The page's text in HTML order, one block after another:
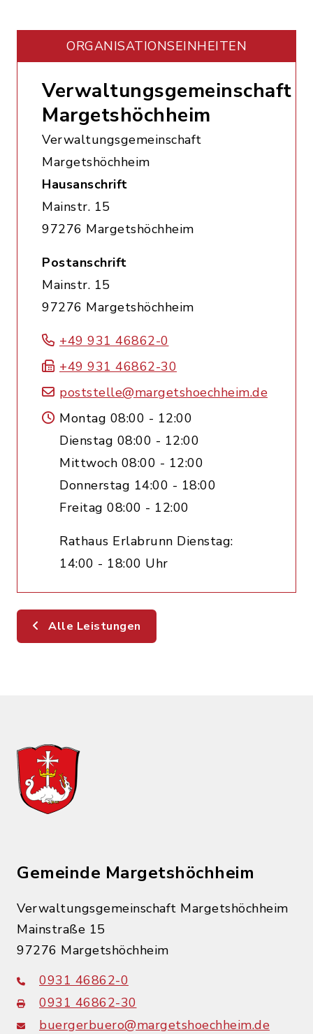
ORGANISATIONS­EINHEITEN
Verwaltungsgemeinschaft
Margetshöchheim
Verwaltungsgemeinschaft
Margetshöchheim
Hausanschrift
Mainstr. 15
97276 Margetshöchheim
Postanschrift
Mainstr. 15
97276 Margetshöchheim
+49 931 46862-0
+49 931 46862-30
poststelle@margetshoechheim.de
Montag 08:00 - 12:00
Dienstag 08:00 - 12:00
Mittwoch 08:00 - 12:00
Donnerstag 14:00 - 18:00
Freitag 08:00 - 12:00
Rathaus Erlabrunn Dienstag:
14:00 - 18:00 Uhr
Alle Leistungen
Gemeinde Margetshöchheim
Verwaltungsgemeinschaft Margetshöchheim
Mainstraße 15
97276 Margetshöchheim
0931 46862-0
0931 46862-30
buergerbuero@margetshoechheim.de